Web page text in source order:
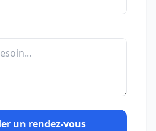
un rendez-vous